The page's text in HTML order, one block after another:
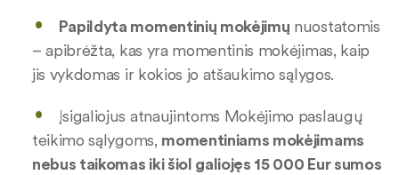
Papildyta momentinių mokėjimų nuostatomis
– apibrėžta, kas yra momentinis mokėjimas, kaip
jis vykdomas ir kokios jo atšaukimo sąlygos.
Įsigaliojus atnaujintoms Mokėjimo paslaugų
teikimo sąlygoms, momentiniams mokėjimams
nebus taikomas iki šiol galiojęs 15 000 Eur sumos